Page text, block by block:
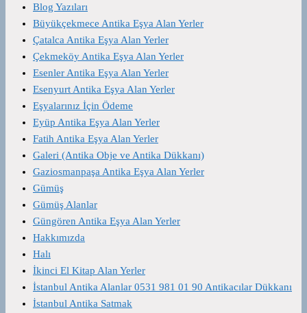
Blog Yazıları
Büyükçekmece Antika Eşya Alan Yerler
Çatalca Antika Eşya Alan Yerler
Çekmeköy Antika Eşya Alan Yerler
Esenler Antika Eşya Alan Yerler
Esenyurt Antika Eşya Alan Yerler
Eşyalarınız İçin Ödeme
Eyüp Antika Eşya Alan Yerler
Fatih Antika Eşya Alan Yerler
Galeri (Antika Obje ve Antika Dükkanı)
Gaziosmanpaşa Antika Eşya Alan Yerler
Gümüş
Gümüş Alanlar
Güngören Antika Eşya Alan Yerler
Hakkımızda
Halı
İkinci El Kitap Alan Yerler
İstanbul Antika Alanlar 0531 981 01 90 Antikacılar Dükkanı
İstanbul Antika Satmak